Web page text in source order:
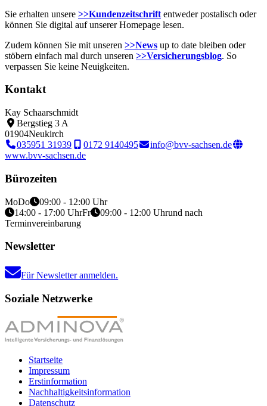
Sie erhalten unsere >>Kundenzeitschrift entweder postalisch oder
können Sie digital auf unserer Homepage lesen.
Zudem können Sie mit unseren >>News up to date bleiben oder
stöbern einfach mal durch unseren >>Versicherungsblog. So
verpassen Sie keine Neuigkeiten.
Kontakt
Kay Schaarschmidt
Bergstieg 3 A
01904Neukirch
035951 31939
0172 9140495
info@bvv-sachsen.de
www.bvv-sachsen.de
Bürozeiten
MoDo
09:00 - 12:00 Uhr
14:00 - 17:00 UhrFr 09:00 - 12:00 Uhrund nach
Terminvereinbarung
Newsletter
Für Newsletter anmelden.
Soziale Netzwerke
Startseite
Impressum
Erstinformation
Nachhaltigkeitsinformation
Datenschutz